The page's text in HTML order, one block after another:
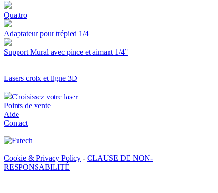
Quattro
Adaptateur pour trépied 1/4
Support Mural avec pince et aimant 1/4”
Lasers croix et ligne 3D
Choisissez votre laser
Points de vente
Aide
Contact
Cookie & Privacy Policy - CLAUSE DE NON-
RESPONSABILITÉ